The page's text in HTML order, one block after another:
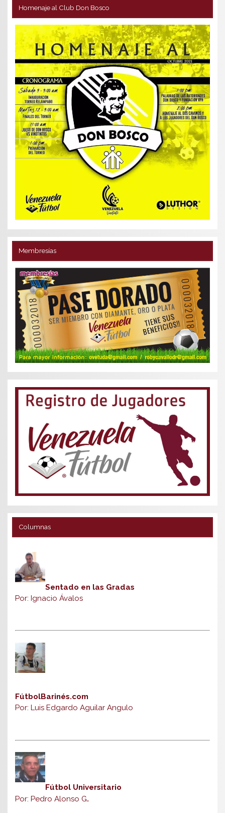
Homenaje al Club Don Bosco
Membresías
Columnas
Sentado en las Gradas
Por: Ignacio Ávalos
FútbolBarinés.com
Por: Luis Edgardo Aguilar Angulo
Fútbol Universitario
Por: Pedro Alonso G.